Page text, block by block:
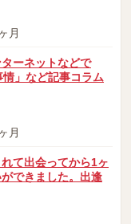
月
ーネットなどで
情」など記事コラム
月
て出会ってから1ヶ
できました。出逢